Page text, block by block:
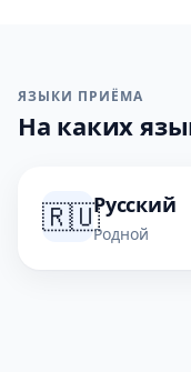
ЯЗЫКИ ПРИЁМА
На каких
🇷🇺Русский
Родной